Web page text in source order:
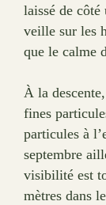
laissé de
veille sur les
que le calme
À la
fines
particules à
septembre
visibilité est
mètres dans